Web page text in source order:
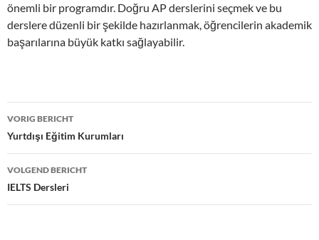
önemli bir programdır. Doğru AP derslerini seçmek ve bu
derslere düzenli bir şekilde hazırlanmak, öğrencilerin akademik
başarılarına büyük katkı sağlayabilir.
Bericht
navigatie
VORIG BERICHT
Yurtdışı Eğitim Kurumları
VOLGEND BERICHT
IELTS Dersleri